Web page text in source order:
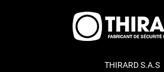
THIRARD S.A.S